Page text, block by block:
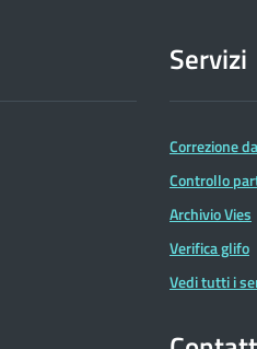
Servizi
Correzione
Controllo
Archivio Vies
Verifica glifo
Vedi tutti i